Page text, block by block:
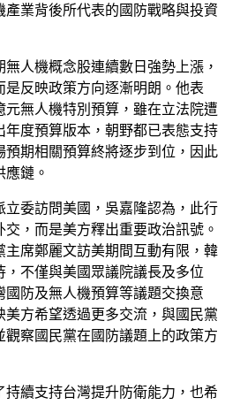
業背後所代表的國防戰略與投資
人機概念股連續數日強勢上漲，
反映政策方向逐漸明朗。他表
元無人機特別預算，雖在立法院遭
年度預算版本，朝野都已表態支持
期相關預算終將逐步到位，因此
鏈。
委訪問美國，吳嘉隆認為，此行
，而是美方釋出重要政治訊號。
席鄭麗文訪美期間互動有限，韓
，不僅與美國眾議院議長及多位
防及無人機預算等議題交換意
美方希望透過更多交流，與國民黨
察國民黨在國防議題上的政策方
續支持台灣提升防衛能力，也希